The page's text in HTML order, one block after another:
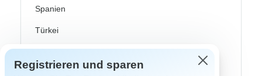
Spanien
Türkei
Costa Rica
Registrieren und sparen